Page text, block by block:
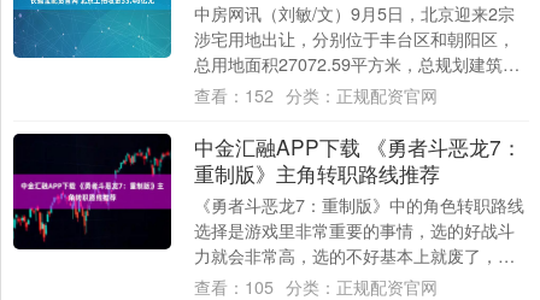
中房网讯（刘敏/文）9月5日，北京迎来2宗
涉宅用地出让，分别位于丰台区和朝阳区，
总用地面积27072.59平方米，总规划建筑面
积65588平方米，总起始价33.....
查看： 152 分类： 正规配资官网
中金汇融APP下载 《勇者斗恶龙7：
重制版》主角转职路线推荐
《勇者斗恶龙7：重制版》中的角色转职路线
选择是游戏里非常重要的事情，选的好战斗
力就会非常高，选的不好基本上就废了，首
先是主角的转职路线，主角的特点就是成长
查看： 105 分类： 正规配资官网